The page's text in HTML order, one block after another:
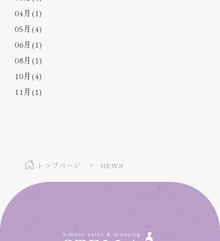
04月(1)
05月(4)
06月(1)
08月(1)
10月(4)
11月(1)
トップページ NEWS